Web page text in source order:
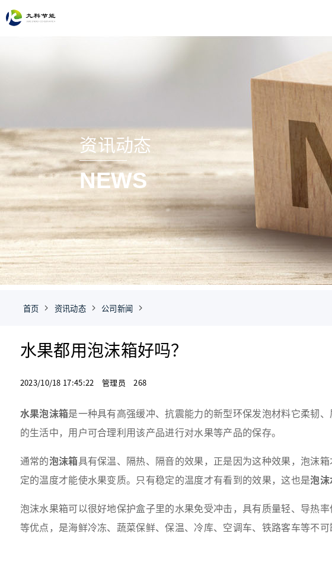
资讯动态
NEWS
首页 资讯动态 公司新闻
水果都用泡沫箱好吗？
2023/10/18 17:45:22 管理员 268
水果泡沫箱是一种具有高强缓冲、抗震能力的新型环保发泡材料它柔韧
的生活中，用户可合理利用该产品进行对水果等产品的保存。
通常的泡沫箱具有保温、隔热、隔音的效果，正是因为这种效果，泡沫
定的温度才能使水果变质。只有稳定的温度才有看到的效果，这也是泡
泡沫水果箱可以很好地保护盒子里的水果免受冲击，具有质量轻、导热
等优点，是海鲜冷冻、蔬菜保鲜、保温、冷库、空调车、铁路客车等不可